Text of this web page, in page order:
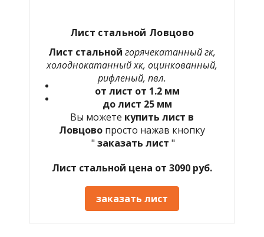
Лист стальной Ловцово
Лист стальной горячекатанный гк,
холоднокатанный хк, оцинкованный,
рифленый, пвл.
от лист от 1.2 мм
до лист 25 мм
Вы можете купить лист в
Ловцово просто нажав кнопку
" заказать лист "
Лист стальной цена от 3090 руб.
заказать лист